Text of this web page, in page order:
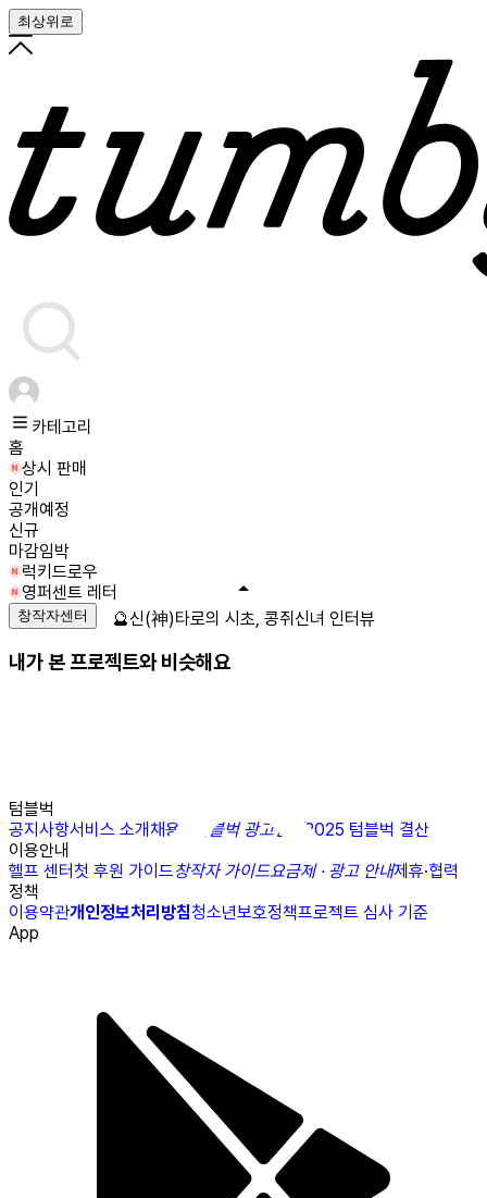
최상위로
카테고리
홈
상시 판매
인기
공개예정
신규
마감임박
럭키드로우
영퍼센트 레터
창작자센터
내가 본 프로젝트와 비슷해요
텀블벅
공지사항서비스 소개채용N 텀블벅 광고센터
2025 텀블벅 결산
이용안내
헬프 센터첫 후원 가이드창작자 가이드요금제 · 광고 안내제휴·협력
정책
이용약관개인정보처리방침청소년보호정책프로젝트 심사 기준
App
🔮신(神)타로의 시초, 콩쥐신녀 인터뷰